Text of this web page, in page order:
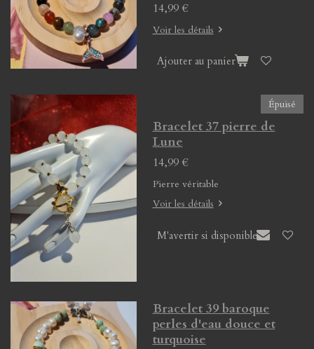
14,99 €
Voir les détails
Ajouter au panier
Épuisé
Bracelet 37 pierre de
Lune
14,99 €
Pierre véritable
Voir les détails
M'avertir si disponible
Bracelet 39 baroque
perles d'eau douce et
turquoise